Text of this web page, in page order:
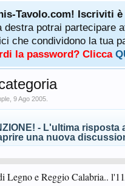
Tavolo.com! Iscriviti è
potrai partecipare
che condividono la tua
la password? Clicca
9 Ago 2005
- L'ultima
una nuova
Legno e Reggio Calabria..